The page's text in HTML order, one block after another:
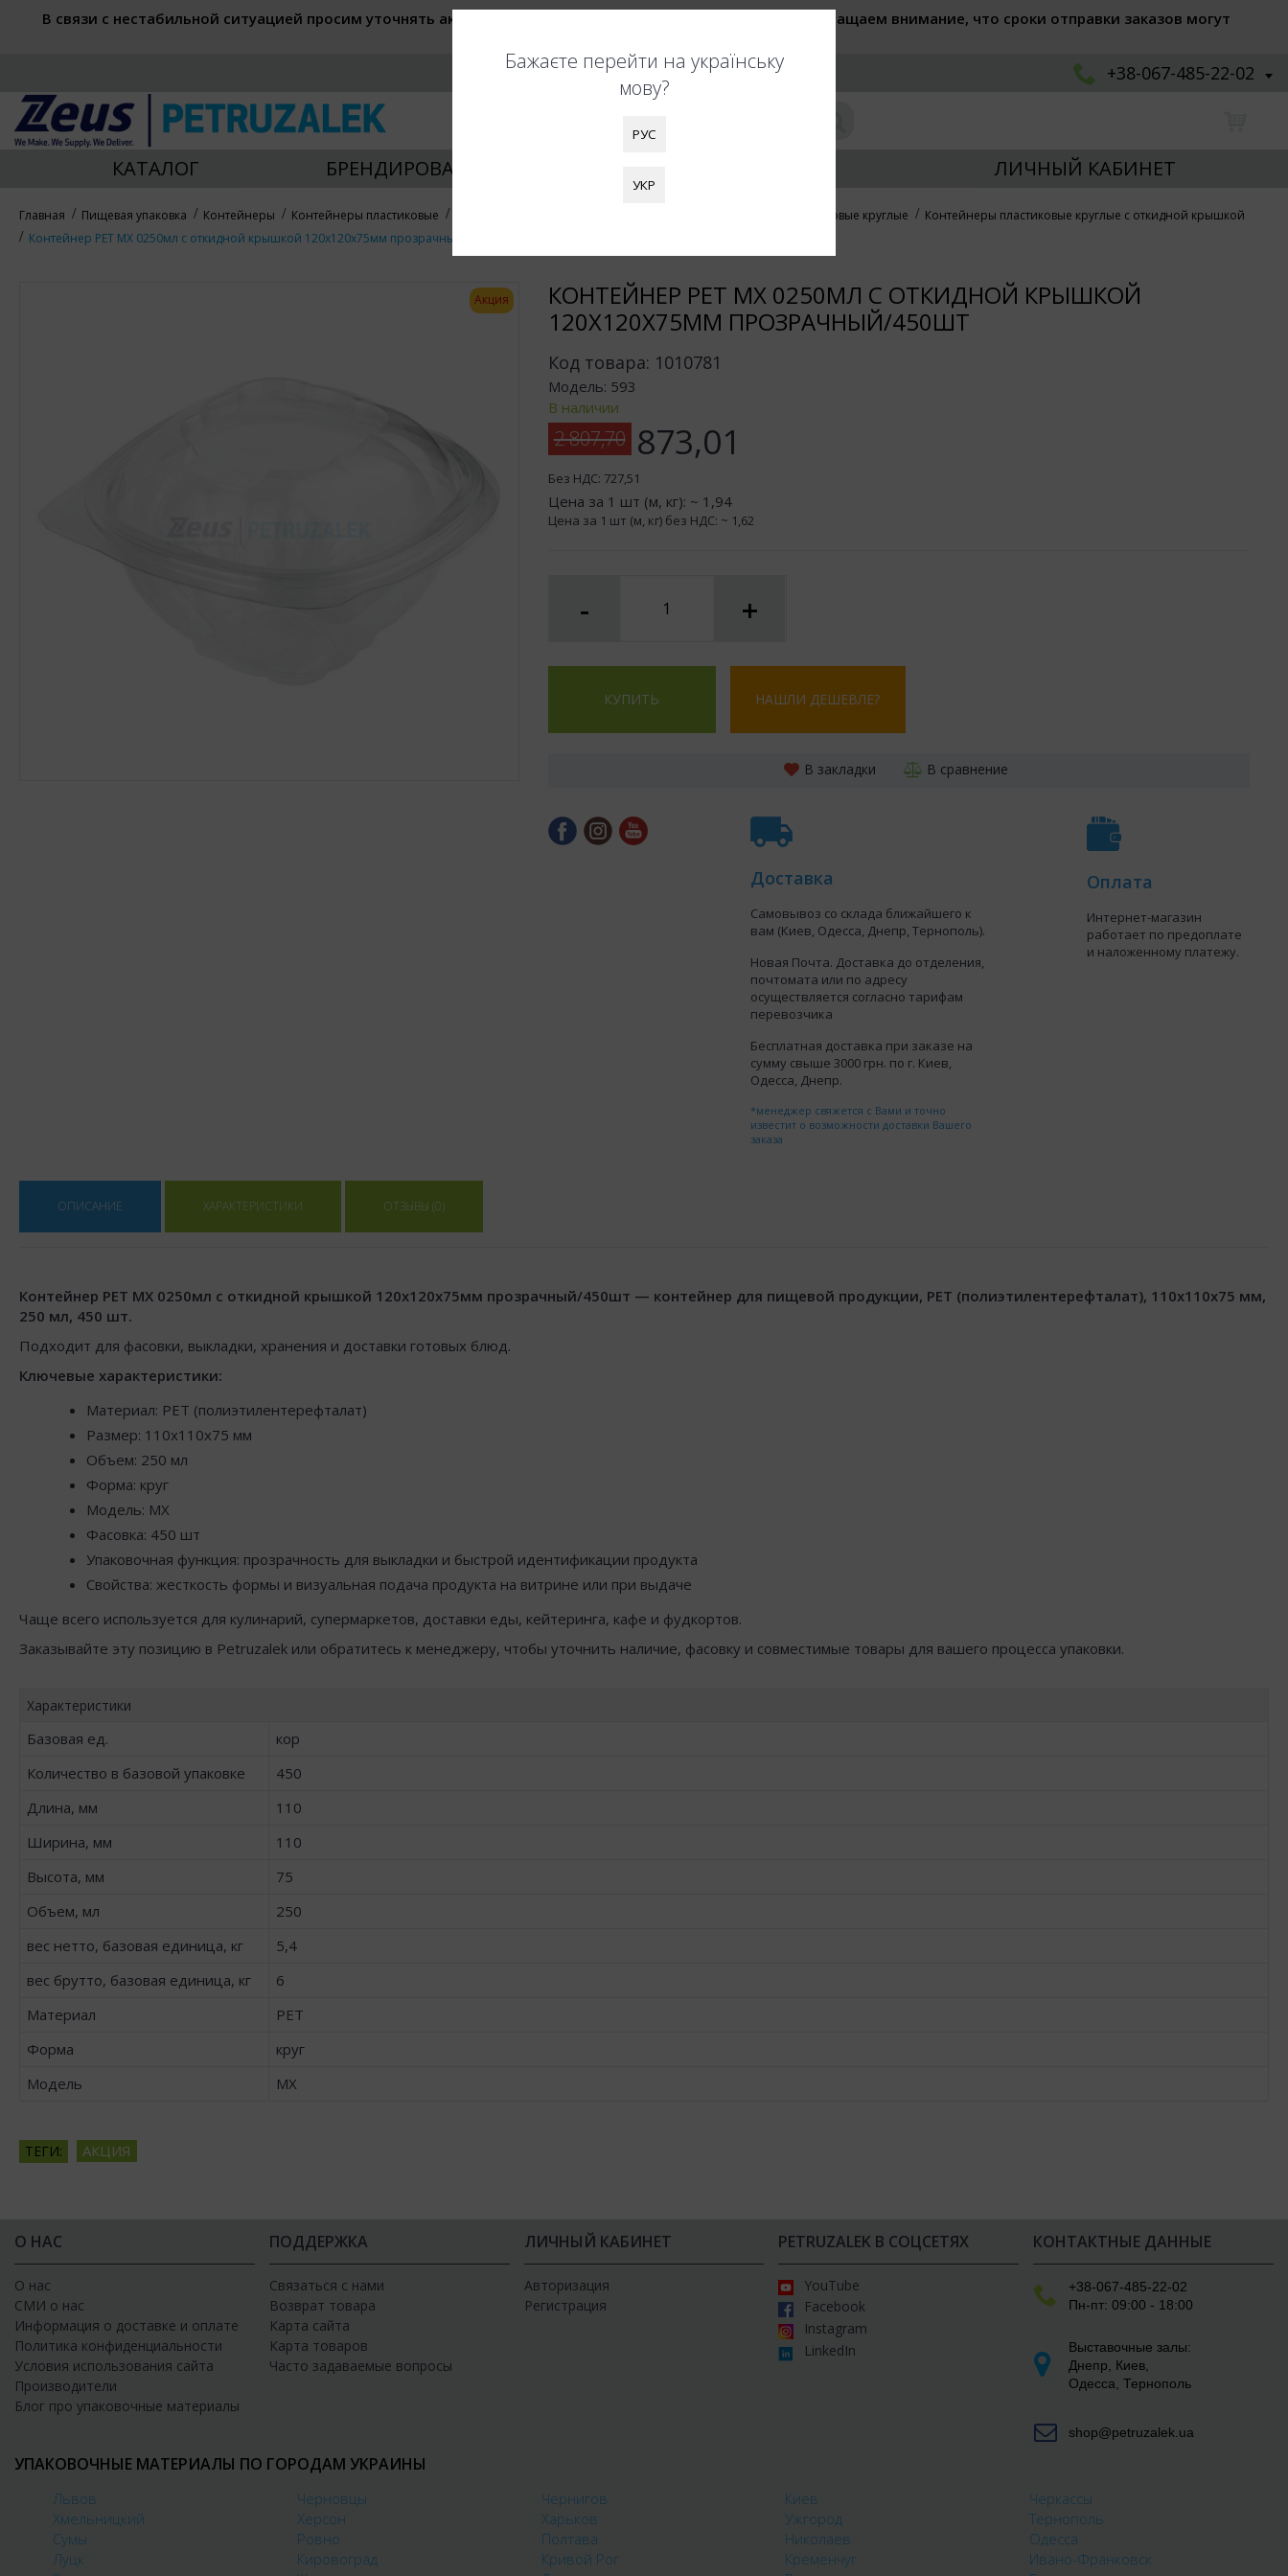
В связи с нестабильной ситуацией просим уточнять актуальные цены при оформлении заказа. Также обращаем внимание, что сроки отправки заказов могут
+38-067-485-22-02
КАТАЛОГ БРЕНДИРОВАНИЕ УПАКОВКИ ЛИЧНЫЙ КАБИНЕТ
Главная Пищевая упаковка Контейнеры Контейнеры пластиковые Контейнеры пластиковые круглые
Контейнеры пластиковые круглые с откидной крышкой
Контейнер РЕТ МХ 0250мл с откидной крышкой 120х120х75мм прозрачный/450шт
Акция
КОНТЕЙНЕР РЕТ МХ 0250МЛ С ОТКИДНОЙ КРЫШКОЙ
120Х120Х75ММ ПРОЗРАЧНЫЙ/450ШТ
Код товара: 1010781
Модель: 593
В наличии
2 807,70 873,01
Без НДС: 727,51
Цена за 1 шт (м, кг): ~ 1,94
Цена за 1 шт (м, кг) без НДС: ~ 1,62
- +
КУПИТЬ НАШЛИ ДЕШЕВЛЕ?
В закладки В сравнение
Доставка
Самовывоз со склада ближайшего к
вам (Киев, Одесса, Днепр, Тернополь).
Новая Почта. Доставка до отделения,
почтомата или по адресу
осуществляется согласно тарифам
перевозчика
Бесплатная доставка при заказе на
сумму свыше 3000 грн. по г. Киев,
Одесса, Днепр.
*менеджер свяжется с Вами и точно
известит о возможности доставки Вашего
заказа
Оплата
Интернет-магазин
работает по предоплате
и наложенному платежу.
ОПИСАНИЕ ХАРАКТЕРИСТИКИ ОТЗЫВЫ (0)
Контейнер РЕТ МХ 0250мл с откидной крышкой 120х120х75мм прозрачный/450шт — контейнер для пищевой продукции, PET (полиэтилентерефталат), 110x110x75 мм,
250 мл, 450 шт.
Подходит для фасовки, выкладки, хранения и доставки готовых блюд.
Ключевые характеристики:
Материал: PET (полиэтилентерефталат)
Размер: 110x110x75 мм
Объем: 250 мл
Форма: круг
Модель: MX
Фасовка: 450 шт
Упаковочная функция: прозрачность для выкладки и быстрой идентификации продукта
Свойства: жесткость формы и визуальная подача продукта на витрине или при выдаче
Чаще всего используется для кулинарий, супермаркетов, доставки еды, кейтеринга, кафе и фудкортов.
Заказывайте эту позицию в Petruzalek или обратитесь к менеджеру, чтобы уточнить наличие, фасовку и совместимые товары для вашего процесса упаковки.
Характеристики
Базовая ед.
кор
Количество в базовой упаковке
450
Длина, мм
110
Ширина, мм
110
Высота, мм
75
Объем, мл
250
вес нетто, базовая единица, кг
5,4
вес брутто, базовая единица, кг
6
Материал
PET
Форма
круг
Модель
MX
ТЕГИ: АКЦИЯ
Бажаєте перейти на українську
мову?
РУС
УКР
О НАС
О нас
СМИ о нас
Информация о доставке и оплате
Политика конфиденциальности
Условия использования сайта
Производители
Блог про упаковочные материалы
ПОДДЕРЖКА
Связаться с нами
Возврат товара
Карта сайта
Карта товаров
Часто задаваемые вопросы
ЛИЧНЫЙ КАБИНЕТ
Авторизация
Регистрация
PETRUZALEK В СОЦСЕТЯХ
YouTube
Facebook
Instagram
LinkedIn
КОНТАКТНЫЕ ДАННЫЕ
+38-067-485-22-02
Пн-пт: 09:00 - 18:00
Выставочные залы:
Днепр
Киев
Одесса Тернополь
shop@petruzalek.ua
УПАКОВОЧНЫЕ МАТЕРИАЛЫ ПО ГОРОДАМ УКРАИНЫ
Львов Черновцы Чернигов Киев
Черкассы
Хмельницкий
Херсон Харьков Ужгород
Тернополь
Сумы
Ровно Полтава Николаев
Одесса
Луцк
Кировоград Кривой Рог Кременчуг
Ивано-Франковск